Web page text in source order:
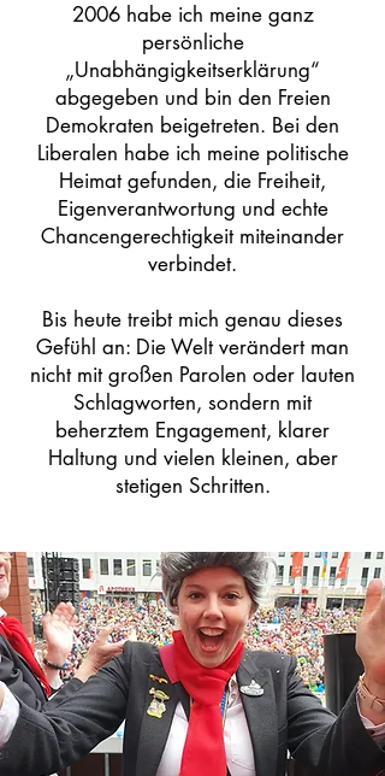
2006 habe ich meine ganz
persönliche
„Unabhängigkeitserklärung“
abgegeben und bin den Freien
Demokraten beigetreten. Bei den
Liberalen habe ich meine politische
Heimat gefunden, die Freiheit,
Eigenverantwortung und echte
Chancengerechtigkeit miteinander
verbindet.
Bis heute treibt mich genau dieses
Gefühl an: Die Welt verändert man
nicht mit großen Parolen oder lauten
Schlagworten, sondern mit
beherztem Engagement, klarer
Haltung und vielen kleinen, aber
stetigen Schritten.